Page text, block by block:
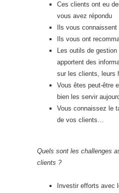
Ces clients ont eu
vous avez répondu
Ils vous connaissent
Ils vous ont
Les outils de
apportent des
sur les clients, leurs
Vous êtes peut-être
bien les servir
Vous connaissez le
de vos clients…
Quels sont les challenges
clients ?
Investir efforts avec